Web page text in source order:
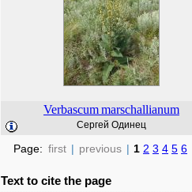
Verbascummarschallianum
Сергей Одинец
Page: first | previous | 1 2 3 4 5 6
Text to cite the page